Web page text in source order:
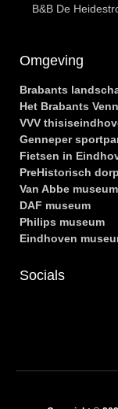
B&B De
Omgeving
Brabants
Het Brabants
VVV
Genneper
Fietsen in
PreHistorisch dorp
Van Abbe museum
DAF museum
Philips museum
Eindhoven
Socials